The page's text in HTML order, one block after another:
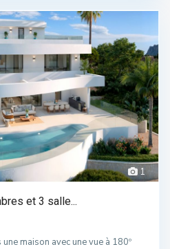
1
et 3 salle...
maison avec une vue à 180º